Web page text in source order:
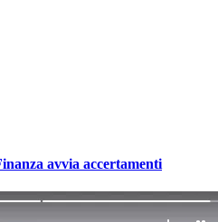
avvia accertamenti